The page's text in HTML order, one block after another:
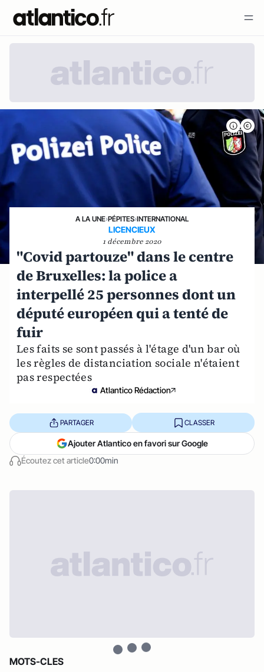
A LA UNE›PÉPITES›INTERNATIONAL
LICENCIEUX
1 décembre 2020
"Covid partouze" dans le centre
de Bruxelles: la police a
interpellé 25 personnes dont un
député européen qui a tenté de
fuir
Les faits se sont passés à l'étage d'un bar où
les règles de distanciation sociale n'étaient
pas respectées
Atlantico Rédaction
Écoutez cet article0:00min
PARTAGER CLASSER
Ajouter Atlantico en favori sur Google
MOTS-CLES